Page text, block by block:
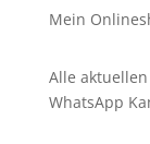
Mein
Alle
WhatsApp